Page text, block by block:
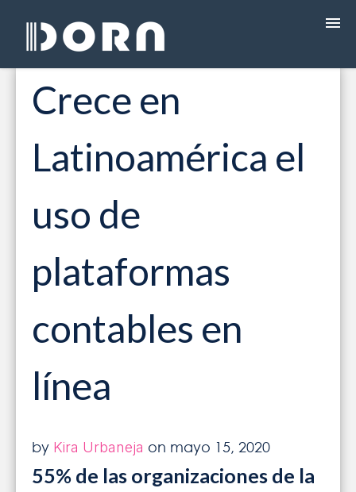
¿QUÉ ES DORA?
PROGRAMAS
CAPACITACIÓN
EBOOKS
Crece en
Latinoamérica el
uso de
plataformas
contables en
línea
by Kira Urbaneja on mayo 15, 2020
55% de las organizaciones de la